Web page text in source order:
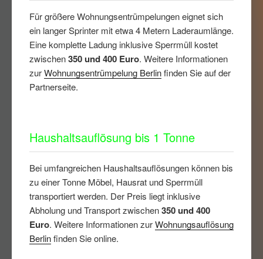
Für größere Wohnungsentrümpelungen eignet sich
ein langer Sprinter mit etwa 4 Metern Laderaumlänge.
Eine komplette Ladung inklusive Sperrmüll kostet
zwischen350 und 400 Euro. Weitere Informationen
zurWohnungsentrümpelung Berlinfinden Sie auf der
Partnerseite.
Haushaltsauflösung bis 1 Tonne
Bei umfangreichen Haushaltsauflösungen können bis
zu einer Tonne Möbel, Hausrat und Sperrmüll
transportiert werden. Der Preis liegt inklusive
Abholung und Transport zwischen350 und 400
Euro. Weitere Informationen zurWohnungsauflösung
Berlinfinden Sie online.